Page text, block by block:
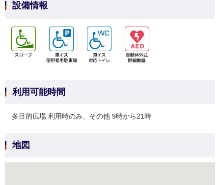
設備情報
利用可能時間
多目的広場 利用時のみ、その他 9時から21時
地図